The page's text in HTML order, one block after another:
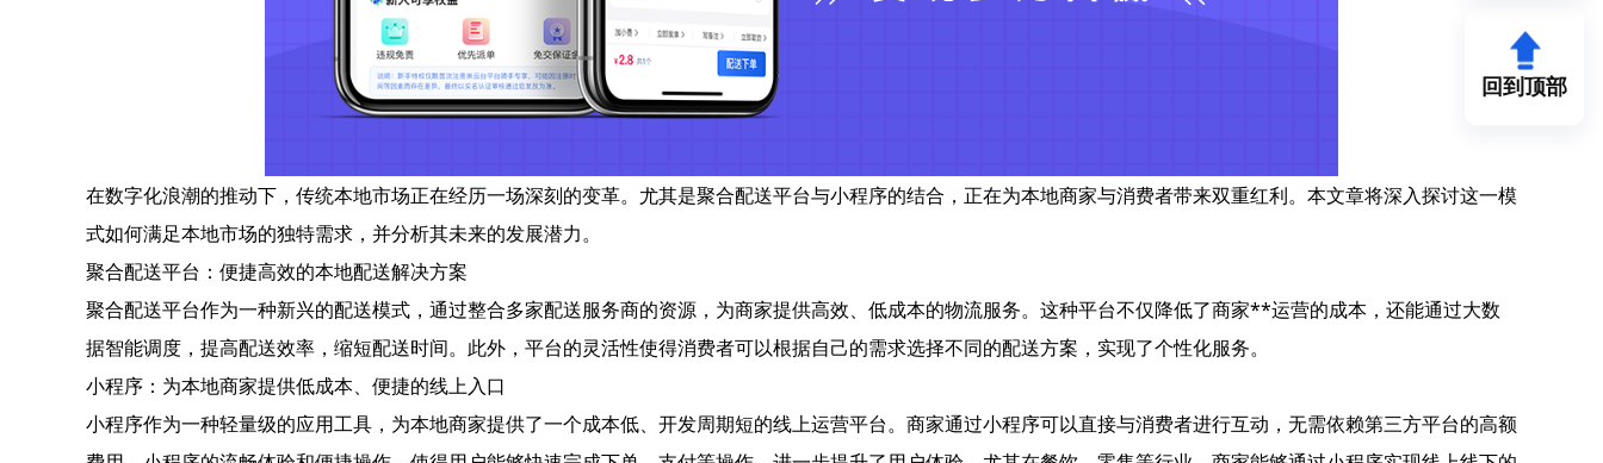
在数字化浪潮的推动下，传统本地市场正在经历一场深刻的变革。尤其是聚合配送平台与小程序的结合，正在为本地商家与消费者带来双重红利。本文章将深入探讨这一模
式如何满足本地市场的独特需求，并分析其未来的发展潜力。
聚合配送平台：便捷高效的本地配送解决方案
聚合配送平台作为一种新兴的配送模式，通过整合多家配送服务商的资源，为商家提供高效、低成本的物流服务。这种平台不仅降低了商家**运营的成本，还能通过大数
据智能调度，提高配送效率，缩短配送时间。此外，平台的灵活性使得消费者可以根据自己的需求选择不同的配送方案，实现了个性化服务。
小程序：为本地商家提供低成本、便捷的线上入口
小程序作为一种轻量级的应用工具，为本地商家提供了一个成本低、开发周期短的线上运营平台。商家通过小程序可以直接与消费者进行互动，无需依赖第三方平台的高额
回到顶部